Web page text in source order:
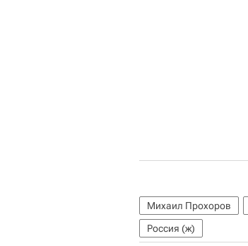
Михаил Прохоров
Россия (ж)